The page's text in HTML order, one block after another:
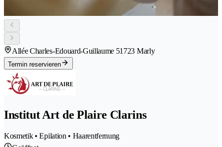
Allée Charles-Edouard-Guillaume 51723 Marly
Termin reservieren
Institut Art de Plaire Clarins
Kosmetik • Epilation • Haarentfernung